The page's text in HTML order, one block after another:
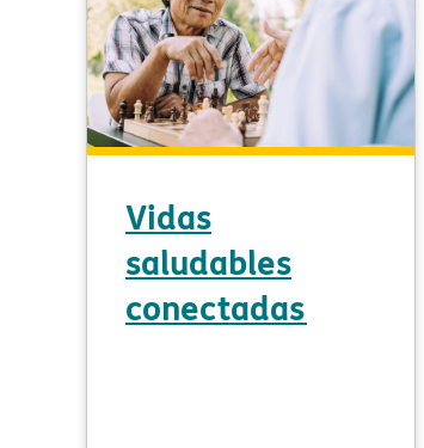
Vidas
saludables
conectadas​​